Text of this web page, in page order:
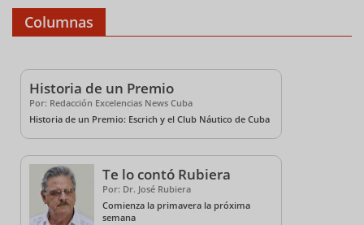
Columnas
Historia de un Premio
Por: Redacción Excelencias News Cuba
Historia de un Premio: Escrich y el Club Náutico de Cuba
Te lo contó Rubiera
Por: Dr. José Rubiera
Comienza la primavera la próxima
semana